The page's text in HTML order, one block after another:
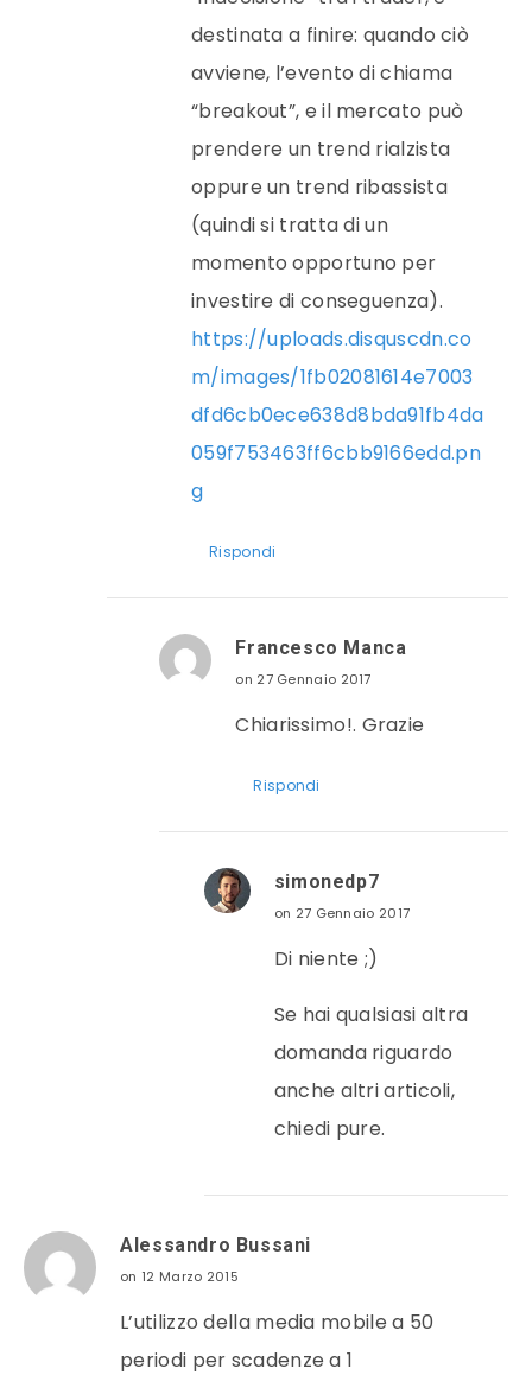
destinata a finire: quando ciò
avviene, l’evento di chiama
“breakout”, e il mercato può
prendere un trend rialzista
oppure un trend ribassista
(quindi si tratta di un
momento opportuno per
investire di conseguenza).
https://uploads.disquscdn.co
m/images/1fb02081614e7003
dfd6cb0ece638d8bda91fb4da
059f753463ff6cbb9166edd.pn
g
Rispondi
Francesco Manca
on 27 Gennaio 2017
Chiarissimo!. Grazie
Rispondi
simonedp7
on 27 Gennaio 2017
Di niente ;)
Se hai qualsiasi altra
domanda riguardo
anche altri articoli,
chiedi pure.
Alessandro Bussani
on 12 Marzo 2015
L’utilizzo della media mobile a 50
periodi per scadenze a 1